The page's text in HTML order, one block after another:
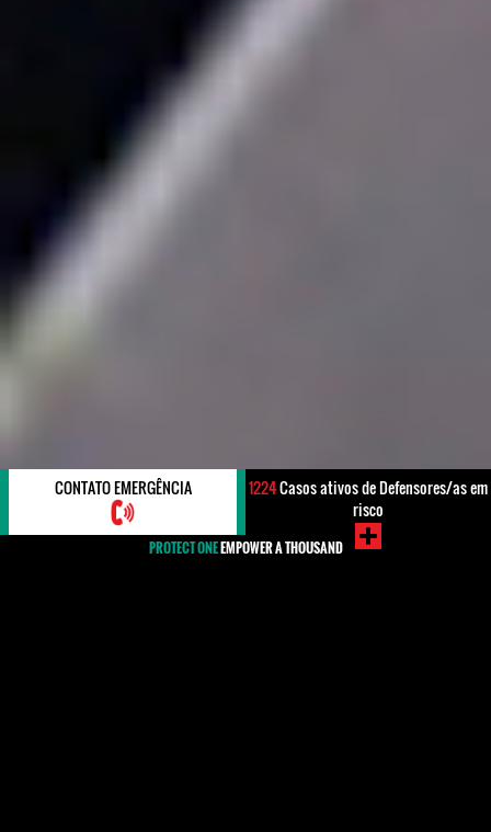
CONTATO EMERGÊNCIA 1224Casos ativos de Defensores/as em
risco
PROTECT ONEEMPOWER A THOUSAND